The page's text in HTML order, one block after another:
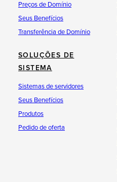
Preços de Domínio
Seus Benefícios
Transferência de Domínio
SOLUÇÕES DE
SISTEMA
Sistemas de servidores
Seus Benefícios
Produtos
Pedido de oferta